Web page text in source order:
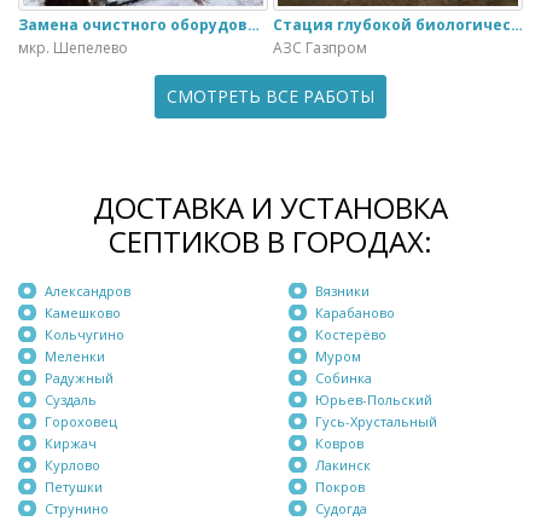
Замена очистного оборудования Дека - 3 на ЭкоГранд - 6
мкр. Шепелево
Стация глубокой биологической очистки ЕвроЛос- 20
АЗС Газпром
СМОТРЕТЬ ВСЕ РАБОТЫ
ДОСТАВКА И УСТАНОВКА
СЕПТИКОВ В ГОРОДАХ:
Александров
Камешково
Кольчугино
Меленки
Радужный
Суздаль
Вязники
Карабаново
Костерёво
Муром
Собинка
Юрьев-Польский
Гороховец
Киржач
Курлово
Петушки
Струнино
Гусь-Хрустальный
Ковров
Лакинск
Покров
Судогда